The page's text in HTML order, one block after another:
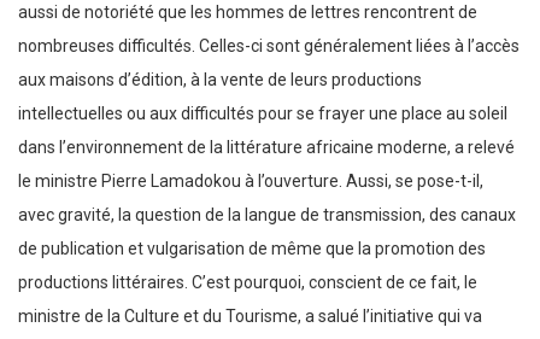
aussi de notoriété que les hommes de lettres rencontrent de
nombreuses difficultés. Celles-ci sont généralement liées à l’accès
aux maisons d’édition, à la vente de leurs productions
intellectuelles ou aux difficultés pour se frayer une place au soleil
dans l’environnement de la littérature africaine moderne, a relevé
le ministre Pierre Lamadokou à l’ouverture. Aussi, se pose-t-il,
avec gravité, la question de la langue de transmission, des canaux
de publication et vulgarisation de même que la promotion des
productions littéraires. C’est pourquoi, conscient de ce fait, le
ministre de la Culture et du Tourisme, a salué l’initiative qui va